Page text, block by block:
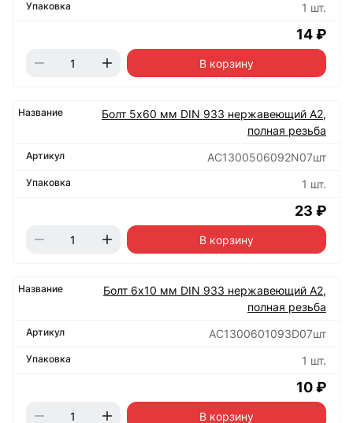
1 шт.
14 ₽
В корзину
Болт 5х60 мм DIN 933 нержавеющий А2,
полная резьба
АС1300506092N07шт
1 шт.
23 ₽
В корзину
Болт 6х10 мм DIN 933 нержавеющий А2,
полная резьба
АС1300601093D07шт
1 шт.
10 ₽
В корзину